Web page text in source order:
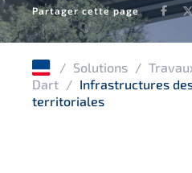
Partager cette page
/ Solutions /
Dart / Infrastructures
territoriales